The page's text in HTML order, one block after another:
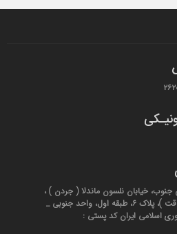
جنوب، خیابان نلسون ماندلا ( جردن ) ،
کوچه انصاری ( صداقت )، پلاک ۶، طبقه اول، واحد جنوبی _
اسلامی ایران کد پستی :